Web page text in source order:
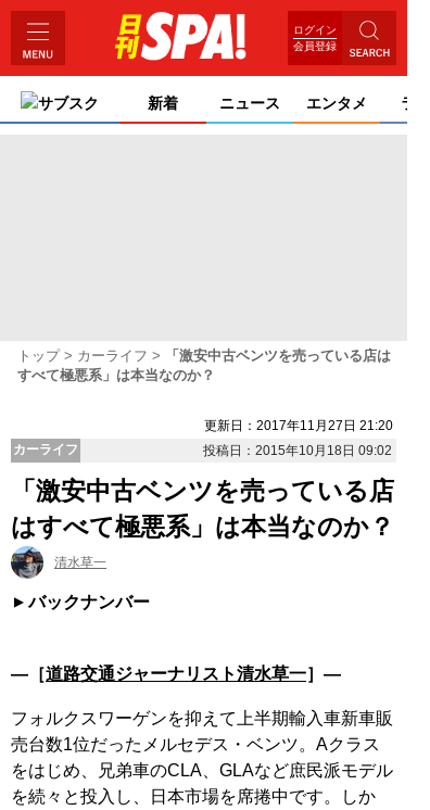
ログイン
会員登録
サブスク 新着 ニュース エンタメ ライ
トップ カーライフ
「激安中古ベンツを売っている店は
すべて極悪系」は本当なのか？
更新日：2017年11月27日 21:20
カーライフ
投稿日：2015年10月18日 09:02
「激安中古ベンツを売っている店
はすべて極悪系」は本当なのか？
清水草一
バックナンバー
―［道路交通ジャーナリスト清水草一］―
フォルクスワーゲンを抑えて上半期輸入車新車販
売台数1位だったメルセデス・ベンツ。Aクラス
をはじめ、兄弟車のCLA、GLAなど庶民派モデル
を続々と投入し、日本市場を席捲中です。しか